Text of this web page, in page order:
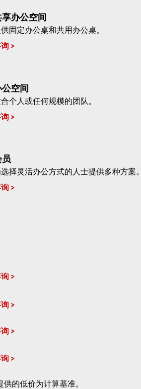
办公空间
固定办公桌和共用办公桌。
公空间
个人或任何规模的团队。
择灵活办公方式的人士提供多种方案。
的低价为计算基准。